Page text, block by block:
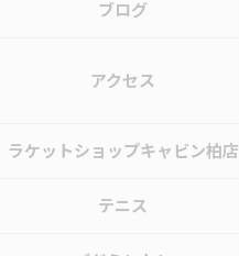
ブログ
アクセス
ラケットショップキャビン柏店
テニス